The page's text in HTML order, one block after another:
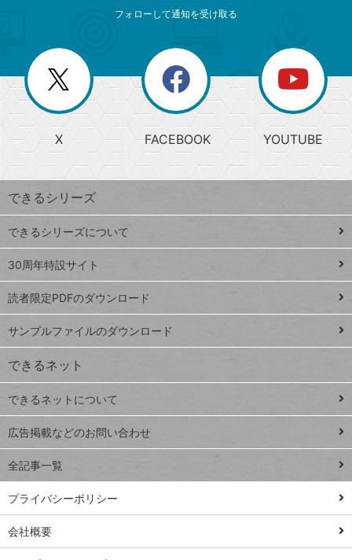
じ
る
search
検
索
上
昇
ワ
ー
ド
Google
スプレ
ッドシ
ート
iPhone
VLOOKUP
close
閉じ
る
閉
じ
る
ー
か
ら
探
す
ト
ッ
プ
ペ
ジ
連載
Excel Q&A
トイアンナ流仕
事術
PowerAutomate
ではじめる業務
の完全自動化
AI議事録作成術
フォローして通知を受け取る
X FACEBOOK YOUTUBE
できるシリーズ
できるシリーズについて
30周年特設サイト
読者限定PDFのダウンロード
サンプルファイルのダウンロード
できるネット
できるネットについて
広告掲載などのお問い合わせ
全記事一覧
プライバシーポリシー
会社概要